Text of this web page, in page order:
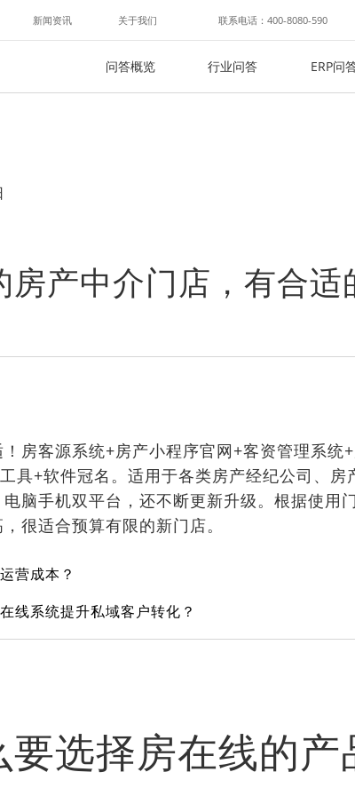
新闻资讯 关于我们 联系电话：400-8080-590
问答概览 行业问答 ERP问
产中介门店，有合适
房客源系统+房产小程序官网+客资管理系统
具+软件冠名。适用于各类房产经纪公司、房
脑手机双平台，还不断更新升级。根据使用
很适合预算有限的新门店。
营成本？
线系统提升私域客户转化？
要选择房在线的产